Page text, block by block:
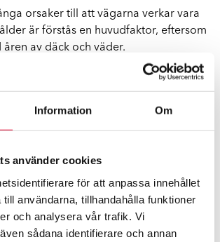
Information Om
använder cookies
för att anpassa innehållet
användarna, tillhandahålla funktioner
och analysera vår trafik. Vi
sådana identifierare och annan
orsaker till att vägarna verkar vara
är förstås en huvudfaktor, eftersom
av däck och väder.
jag också lyfta fram de exceptionella
som vi sett till exempel i år. En vinter
god nyhet för bilisterna: torra vägar är
köra med dubbdäck på torra vägar kan
slita på vägytan, och löst
stenskott precis på samma sätt
vägar som sandats.
i dåligt skick orsaka konkreta problem